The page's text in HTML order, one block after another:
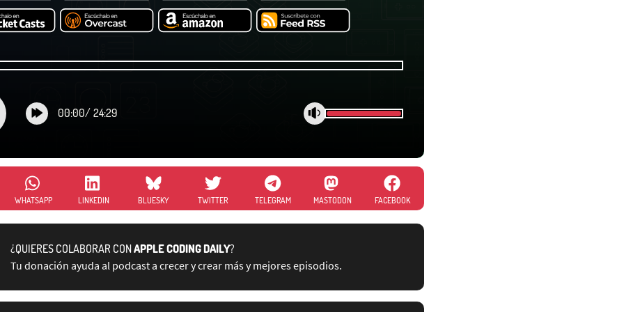
00:00/ 24:29
WHATSAPP LINKEDIN BLUESKY TWITTER TELEGRAM MASTODON FACEBOOK
¿QUIERES COLABORAR CONAPPLE CODING DAILY?
Tu donación ayuda al podcast a crecer y crear más y mejores episodios.